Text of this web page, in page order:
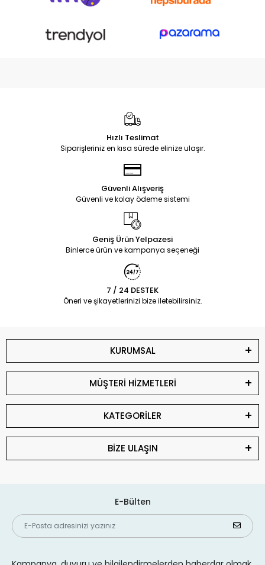
Hızlı Teslimat
Siparişleriniz en kısa sürede elinize ulaşır.
Güvenli Alışveriş
Güvenli ve kolay ödeme sistemi
Geniş Ürün Yelpazesi
Binlerce ürün ve kampanya seçeneği
7 / 24 DESTEK
Öneri ve şikayetlerinizi bize iletebilirsiniz.
KURUMSAL
MÜŞTERİ HİZMETLERİ
KATEGORİLER
BİZE ULAŞIN
E-Bülten